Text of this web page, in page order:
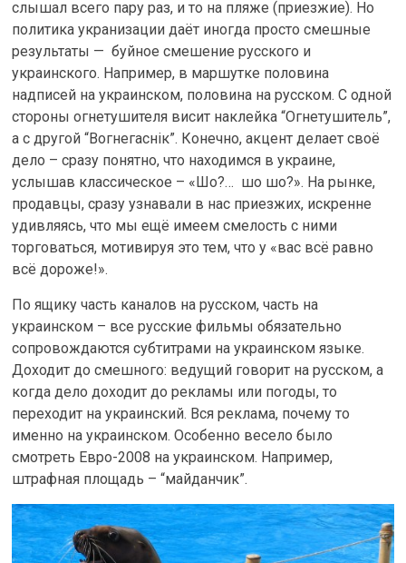
слышал всего пару раз, и то на пляже (приезжие). Но
политика укранизации даёт иногда просто смешные
результаты — буйное смешение русского и
украинского. Например, в маршутке половина
надписей на украинском, половина на русском. С одной
стороны огнетушителя висит наклейка “Огнетушитель”,
а с другой “Вогнегаснiк”. Конечно, акцент делает своё
дело – сразу понятно, что находимся в украине,
услышав классическое – «Шо?… шо шо?». На рынке,
продавцы, сразу узнавали в нас приезжих, искренне
удивляясь, что мы ещё имеем смелость с ними
торговаться, мотивируя это тем, что у «вас всё равно
всё дороже!».
По ящику часть каналов на русском, часть на
украинском – все русские фильмы обязательно
сопровождаются субтитрами на украинском языке.
Доходит до смешного: ведущий говорит на русском, а
когда дело доходит до рекламы или погоды, то
переходит на украинский. Вся реклама, почему то
именно на украинском. Особенно весело было
смотреть Евро-2008 на украинском. Например,
штрафная площадь – “майданчик”.